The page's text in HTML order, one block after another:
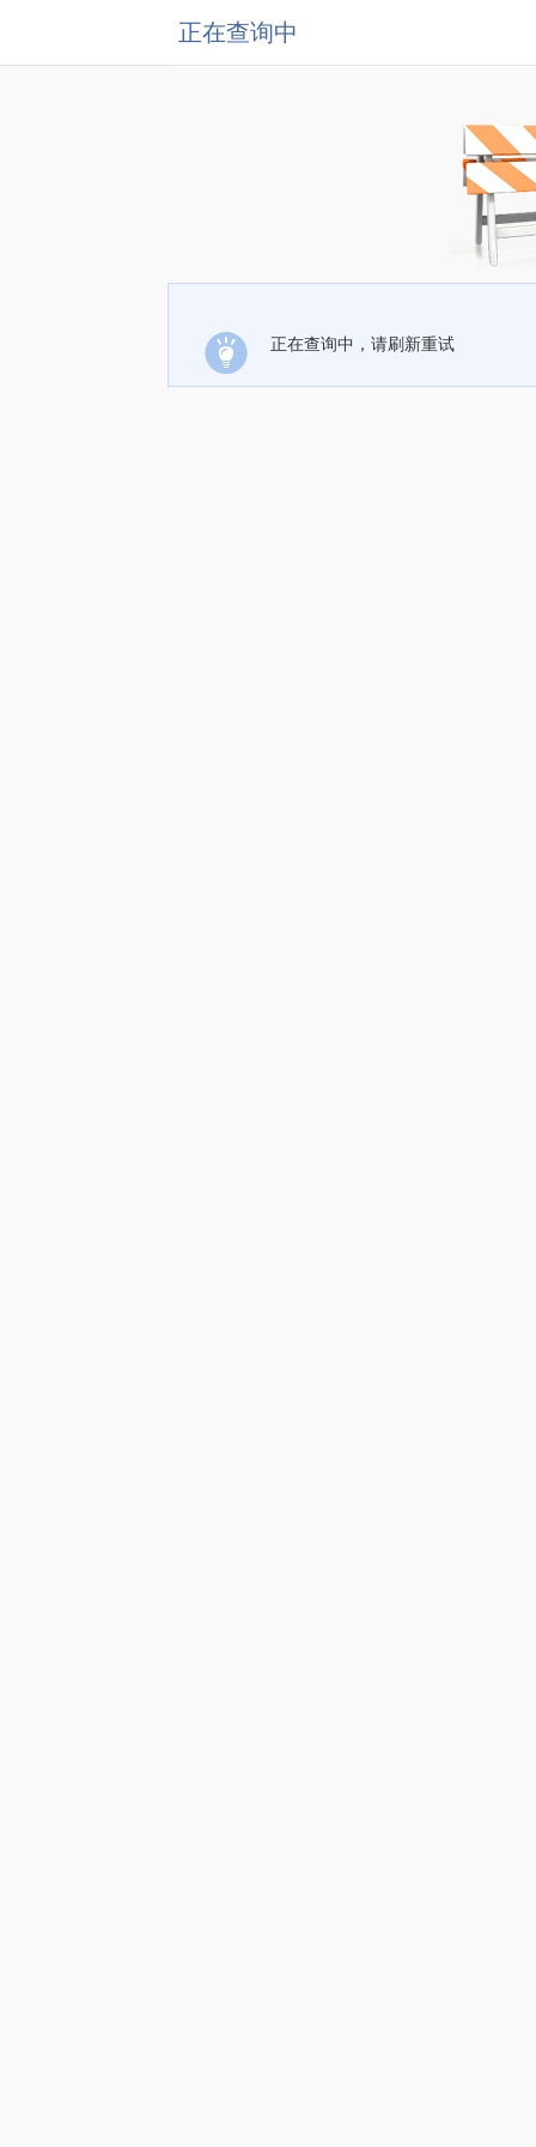
正在查询中
正在查询中，请刷新重试